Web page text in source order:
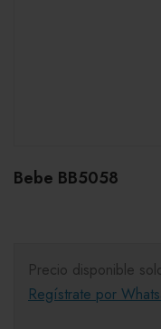
Bebe BB5058
Precio disponible
Regístrate por